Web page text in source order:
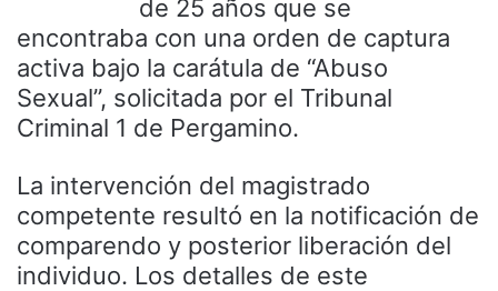
de 25 años que se
encontraba con una orden de captura
activa bajo la carátula de “Abuso
Sexual”, solicitada por el Tribunal
Criminal 1 de Pergamino.
La intervención del magistrado
competente resultó en la notificación de
comparendo y posterior liberación del
individuo. Los detalles de este